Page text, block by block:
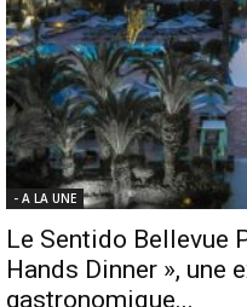
- A LA UNE
Le Sentido Bellevue
Hands Dinner », une
gastronomique...